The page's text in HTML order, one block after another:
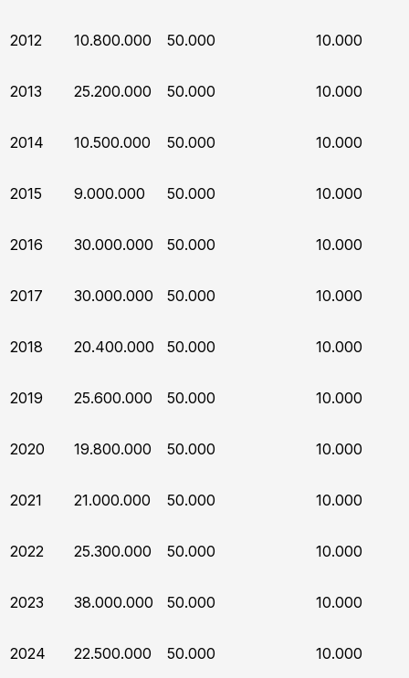
2012 10.800.000 50.000 10.000
2013 25.200.000 50.000 10.000
2014 10.500.000 50.000 10.000
2015 9.000.000 50.000 10.000
2016 30.000.000 50.000 10.000
2017 30.000.000 50.000 10.000
2018 20.400.000 50.000 10.000
2019 25.600.000 50.000 10.000
2020 19.800.000 50.000 10.000
2021 21.000.000 50.000 10.000
2022 25.300.000 50.000 10.000
2023 38.000.000 50.000 10.000
2024 22.500.000 50.000 10.000